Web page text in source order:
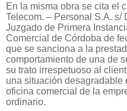
En la misma obra se cita el
Telecom. – Personal S.A. s/
Juzgado de Primera
Comercial de Córdoba de
que se sanciona a la
comportamiento de una de
su trato irrespetuoso al
una situación desagradable
oficina comercial de la
ordinario.